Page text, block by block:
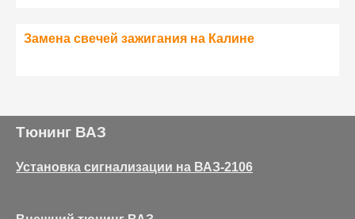
Замена свечей зажигания на Калине
Тюнинг ВАЗ
Установка сигнализации на ВАЗ-2106